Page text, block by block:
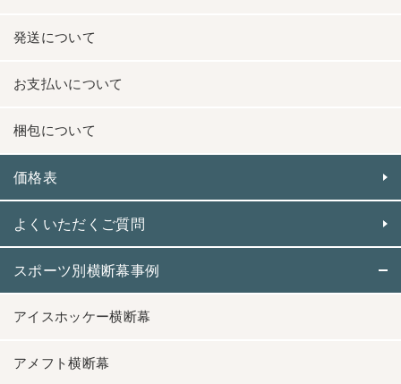
発送について
お支払いについて
梱包について
価格表
よくいただくご質問
スポーツ別横断幕事例
アイスホッケー横断幕
アメフト横断幕